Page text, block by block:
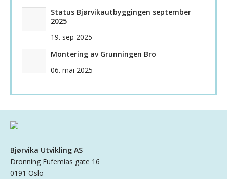
Status Bjørvikautbyggingen september
2025
19. sep 2025
Montering av Grunningen Bro
06. mai 2025
Bjørvika Utvikling AS
Dronning Eufemias gate 16
0191 Oslo